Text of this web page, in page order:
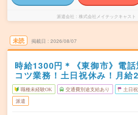
派遣会社 株式会社メイテックキャス
未読 掲載日 2026/08/07
時給1300円＊《東御市》電
コツ業務！土日祝休み！月給
職種未経験OK 交通費別途支給あり 土日
派遣